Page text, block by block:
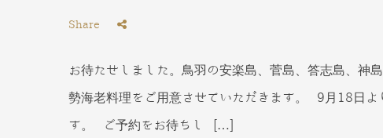
Share
お待たせしました。鳥羽の安楽島、菅島、答志島、神
勢海老料理をご用意させていただきます。 9月18日よ
す。 ご予約をお待ちし […]